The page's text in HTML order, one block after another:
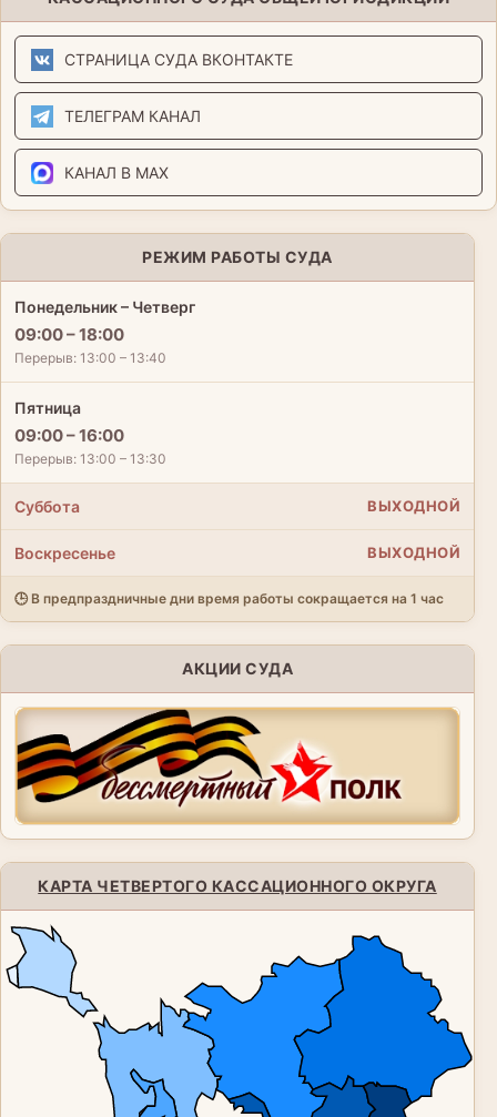
СТРАНИЦА СУДА ВКОНТАКТЕ
ТЕЛЕГРАМ КАНАЛ
КАНАЛ В MAX
РЕЖИМ РАБОТЫ СУДА
Понедельник – Четверг
09:00 – 18:00
Перерыв: 13:00 – 13:40
Пятница
09:00 – 16:00
Перерыв: 13:00 – 13:30
Суббота ВЫХОДНОЙ
Воскресенье ВЫХОДНОЙ
🕒 В предпраздничные дни время работы сокращается на 1 час
АКЦИИ СУДА
КАРТА ЧЕТВЕРТОГО КАССАЦИОННОГО ОКРУГА